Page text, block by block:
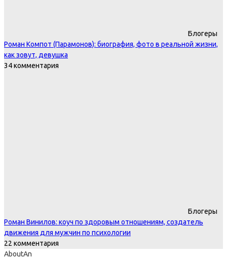
Блогеры
Роман Компот (Парамонов): биография, фото в реальной жизни,
как зовут, девушка
34 комментария
Блогеры
Роман Винилов: коуч по здоровым отношениям, создатель
движения для мужчин по психологии
22 комментария
AboutAn